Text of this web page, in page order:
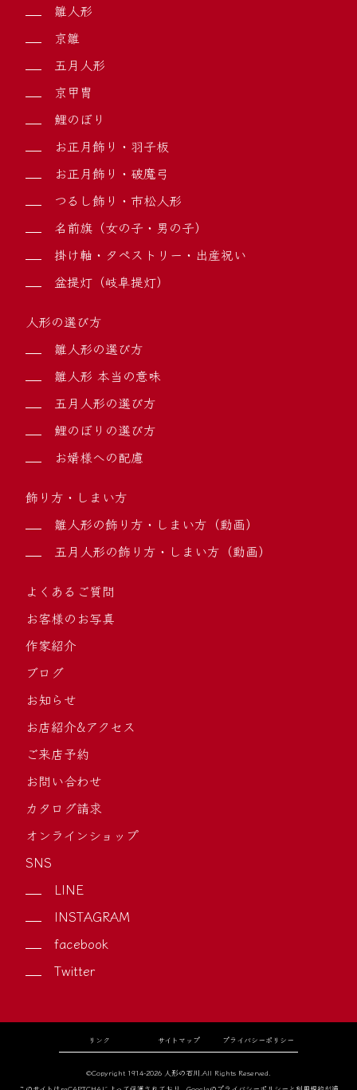
雛人形
京雛
五月人形
京甲冑
鯉のぼり
お正月飾り・羽子板
お正月飾り・破魔弓
つるし飾り・市松人形
名前旗（女の子・男の子）
掛け軸・タペストリー・出産祝い
盆提灯（岐阜提灯）
人形の選び方
雛人形の選び方
雛人形 本当の意味
五月人形の選び方
鯉のぼりの選び方
お婿様への配慮
飾り方・しまい方
雛人形の飾り方・しまい方（動画）
五月人形の飾り方・しまい方（動画）
よくあるご質問
お客様のお写真
作家紹介
ブログ
お知らせ
お店紹介&アクセス
ご来店予約
お問い合わせ
カタログ請求
オンラインショップ
SNS
LINE
INSTAGRAM
facebook
Twitter
リンク サイトマップ プライバシーポリシー
©Copyright 1914-2026 人形の石川.All Rights Reserved.